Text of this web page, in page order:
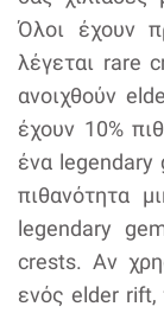
Όλοι έχουν
λέγεται rare
ανοιχθούν
έχουν 10%
ένα legendary
πιθανότητα
legendary
crests. Αν
ενός elder rift,